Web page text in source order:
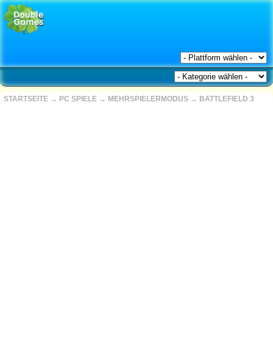
STARTSEITE → PC SPIELE → MEHRSPIELERMODUS → BATTLEFIELD 3